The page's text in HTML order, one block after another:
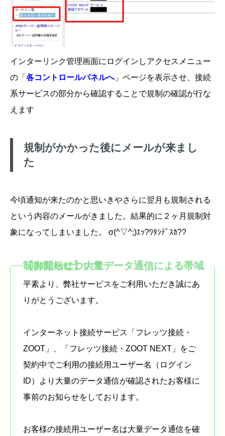
インターリンク管理画面にログインしアクセスメニュー
の「 各コントロールパネルへ」ページを表示させ、接続
系サービスの部分から確認することで規制の確認が行な
えます
規制がかかった後にメールが来まし
た
今頃通知が来たのかと思いきやさらに翌月も規制される
という内容のメールがきました。結果的に２ヶ月規制対
象になってしまいました。 σ(^▽^;)ｴｯ?ﾜﾀｼﾃﾞｽｶ??
平素より、弊社サービスをご利用いただき誠にあ
りがとうございます。
インターネット接続サービス「フレッツ接続・
ZOOT」、「フレッツ接続・ZOOT NEXT」をご
契約中でご利用の接続用ユーザー名（ログイン
ID）より大量のデータ通信が確認されたお客様に
事前のお知らせをしております。
お客様の接続用ユーザー名は大量データ通信を確